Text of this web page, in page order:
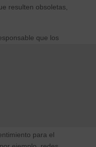
resulten obsoletas,
que los
para el